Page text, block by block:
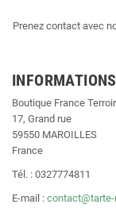
Prenez contact avec
INFORMATIONS
Boutique France Terroir
17, Grand rue
59550 MAROILLES
France
Tél. : 0327774811
E-mail :